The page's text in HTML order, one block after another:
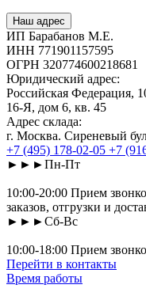
Наш адрес
ИП Барабанов М.Е.
ИНН 771901157595
ОГРН 320774600218681
Юридический адрес:
Российская
16-Я, дом 6, кв. 45
Адрес склада:
г. Москва. Сиреневый
+7 (495) 178-02-05 +7
►►►Пн-Пт
10:00-20:00 Прием
заказов, отгрузки и
►►►Сб-Вс
10:00-18:00 Прием
Перейти в контакты
Время работы